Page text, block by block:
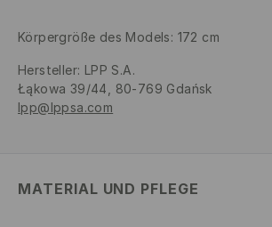
Körpergröße des Models: 172 cm
Hersteller: LPP S.A.
Łąkowa 39/44, 80-769 Gdańsk
lpp@lppsa.com
MATERIAL UND PFLEGE